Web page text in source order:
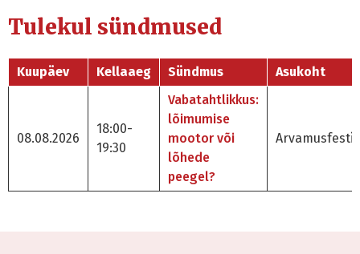
Tulekul sündmused
Kuupäev Kellaaeg Sündmus Asukoht
08.08.2026
18:00-
19:30
Vabatahtlikkus:
lõimumise
mootor või
lõhede
peegel?